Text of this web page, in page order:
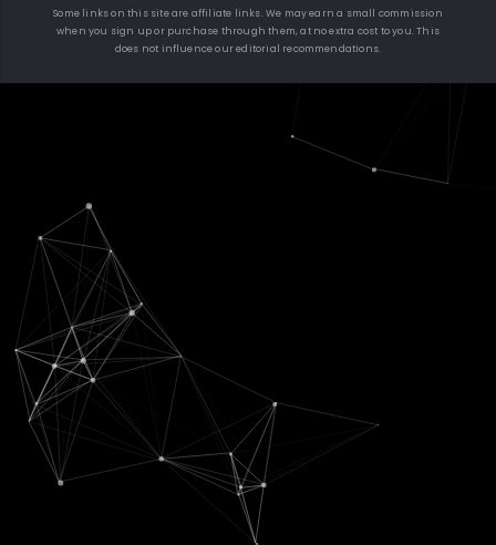
Some links on this site are affiliate links. We may earn a small commission
when you sign up or purchase through them, at no extra cost to you. This
does not influence our editorial recommendations.